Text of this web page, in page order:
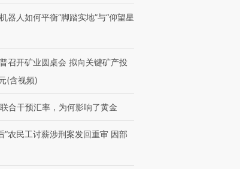
器人如何平衡“脚踏实地”与“仰望星
召开矿业圆桌会 拟向关键矿产投
(含视频)
合干预汇率，为何影响了黄金
”农民工讨薪涉刑案发回重审 因部